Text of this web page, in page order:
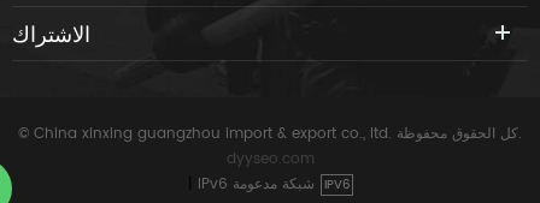
الاشتراك
© China xinxing guangzhou import & export co., ltd. كل الحقوق محفوظة.
dyyseo.com
IPv6 شبكة مدعومة IPV6